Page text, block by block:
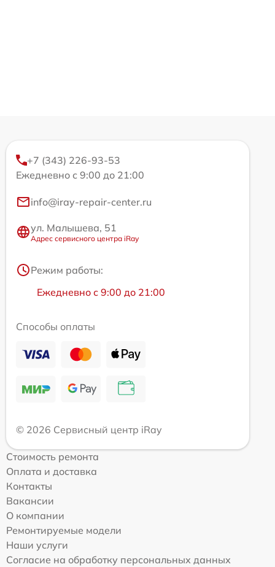
+7 (343) 226-93-53
Ежедневно с 9:00 до 21:00
info@iray-repair-center.ru
ул. Малышева, 51
Адрес сервисного центра iRay
Режим работы:
Ежедневно с 9:00 до 21:00
Способы оплаты
© 2026 Сервисный центр iRay
Стоимость ремонта
Оплата и доставка
Контакты
Вакансии
О компании
Ремонтируемые модели
Наши услуги
Согласие на обработку персональных данных